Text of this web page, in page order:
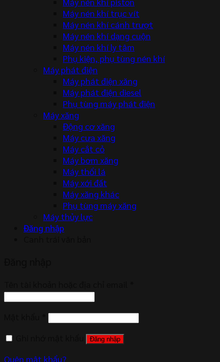
Máy nén khí trục vít
Máy nén khí cánh trượt
Máy nén khí dạng cuộn
Máy nén khí ly tâm
Phụ kiện, phụ tùng nén khí
Máy phát điện
Máy phát điện xăng
Máy phát điện diesel
Phụ tùng máy phát điện
Máy xăng
Động cơ xăng
Máy cưa xăng
Máy cắt cỏ
Máy bơm xăng
Máy thổi lá
Máy xới đất
Máy xăng khác
Phụ tùng máy xăng
Máy thủy lực
Đăng nhập
Đăng nhập
Quên mật khẩu?